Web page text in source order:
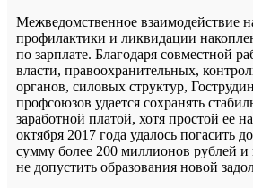
Межведомственное взаимодействие
профилактики и ликвидации
по зарплате. Благодаря совместной
власти, правоохранительных,
органов, силовых структур,
профсоюзов удается сохранять
заработной платой, хотя простой ее
октября 2017 года удалось погасить
сумму более 200 миллионов рублей и
не допустить образования новой